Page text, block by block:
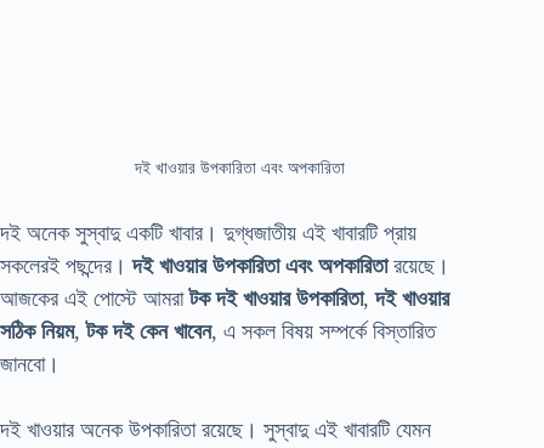
দই খাওয়ার উপকারিতা এবং অপকারিতা
দই অনেক সুস্বাদু একটি খাবার। দুগ্ধজাতীয় এই খাবারটি প্রায়
সকলেরই পছন্দের।দই খাওয়ার উপকারিতা এবং অপকারিতারয়েছে।
আজকের এই পোস্টে আমরাটক দই খাওয়ার উপকারিতা,দই খাওয়ার
সঠিক নিয়ম,টক দই কেন খাবেন, এ সকল বিষয় সম্পর্কে বিস্তারিত
জানবো।
দই খাওয়ার অনেক উপকারিতা রয়েছে। সুস্বাদু এই খাবারটি যেমন